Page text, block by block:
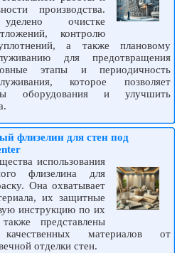
производства.
очистке
контролю
а также плановому
для предотвращения
этапы и периодичность
которое позволяет
оборудования и улучшить
флизелин для стен под
использования
флизелина для
Она охватывает
их защитные
инструкцию по их
представлены
материалов от
отделки стен.